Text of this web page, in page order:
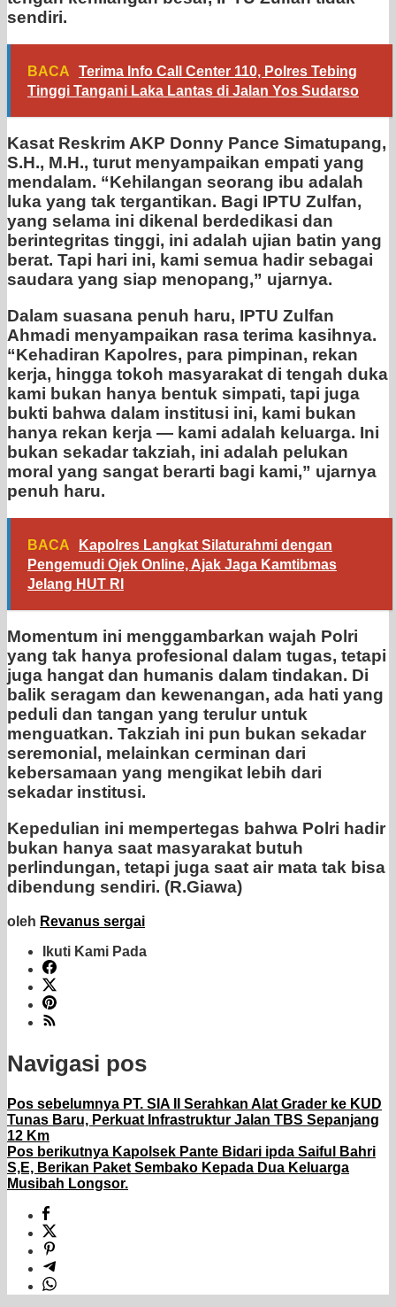
sendiri.
BACA
Terima Info Call Center 110, Polres Tebing
Tinggi Tangani Laka Lantas di Jalan Yos Sudarso
Kasat Reskrim AKP Donny Pance Simatupang,
S.H., M.H., turut menyampaikan empati yang
mendalam. “Kehilangan seorang ibu adalah
luka yang tak tergantikan. Bagi IPTU Zulfan,
yang selama ini dikenal berdedikasi dan
berintegritas tinggi, ini adalah ujian batin yang
berat. Tapi hari ini, kami semua hadir sebagai
saudara yang siap menopang,” ujarnya.
Dalam suasana penuh haru, IPTU Zulfan
Ahmadi menyampaikan rasa terima kasihnya.
“Kehadiran Kapolres, para pimpinan, rekan
kerja, hingga tokoh masyarakat di tengah duka
kami bukan hanya bentuk simpati, tapi juga
bukti bahwa dalam institusi ini, kami bukan
hanya rekan kerja — kami adalah keluarga. Ini
bukan sekadar takziah, ini adalah pelukan
moral yang sangat berarti bagi kami,” ujarnya
penuh haru.
BACA
Kapolres Langkat Silaturahmi dengan
Pengemudi Ojek Online, Ajak Jaga Kamtibmas
Jelang HUT RI
Momentum ini menggambarkan wajah Polri
yang tak hanya profesional dalam tugas, tetapi
juga hangat dan humanis dalam tindakan. Di
balik seragam dan kewenangan, ada hati yang
peduli dan tangan yang terulur untuk
menguatkan. Takziah ini pun bukan sekadar
seremonial, melainkan cerminan dari
kebersamaan yang mengikat lebih dari
sekadar institusi.
Kepedulian ini mempertegas bahwa Polri hadir
bukan hanya saat masyarakat butuh
perlindungan, tetapi juga saat air mata tak bisa
dibendung sendiri. (R.Giawa)
oleh Revanus sergai
Ikuti Kami Pada
Navigasi pos
Pos sebelumnya PT. SIA II Serahkan Alat Grader ke KUD
Tunas Baru, Perkuat Infrastruktur Jalan TBS Sepanjang
12 Km
Pos berikutnya Kapolsek Pante Bidari ipda Saiful Bahri
S,E, Berikan Paket Sembako Kepada Dua Keluarga
Musibah Longsor.